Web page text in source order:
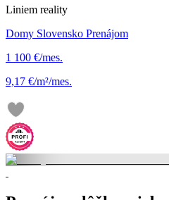
Liniem reality
Domy Slovensko Prenájom
1 100 €/mes.
9,17 €/m²/mes.